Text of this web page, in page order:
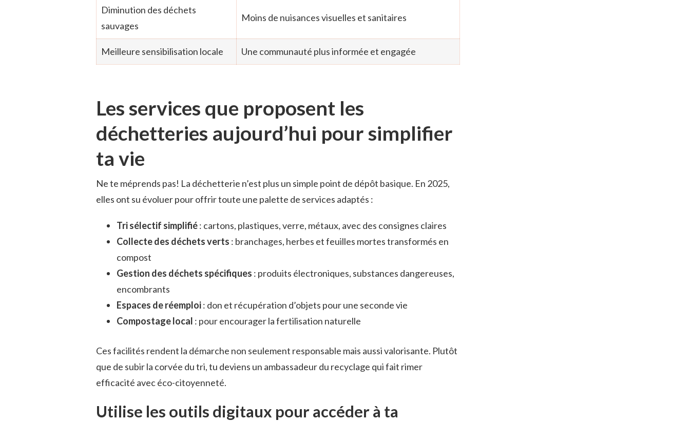
Diminution des déchets
sauvages
Moins de nuisances visuelles et sanitaires
Meilleure sensibilisation locale Une communauté plus informée et engagée
Les services que proposent les
déchetteries aujourd’hui pour simplifier
ta vie
Ne te méprends pas! La déchetterie n’est plus un simple point de dépôt basique. En 2025,
elles ont su évoluer pour offrir toute une palette de services adaptés :
Tri sélectif simplifié: cartons, plastiques, verre, métaux, avec des consignes claires
Collecte des déchets verts : branchages, herbes et feuilles mortes transformés en
compost
Gestion des déchets spécifiques : produits électroniques, substances dangereuses,
encombrants
Espaces de réemploi: don et récupération d’objets pour une seconde vie
Compostage local : pour encourager la fertilisation naturelle
Ces facilités rendent la démarche non seulement responsable mais aussi valorisante. Plutôt
que de subir la corvée du tri, tu deviens un ambassadeur du recyclage qui fait rimer
efficacité avec éco-citoyenneté.
Utilise les outils digitaux pour accéder à ta